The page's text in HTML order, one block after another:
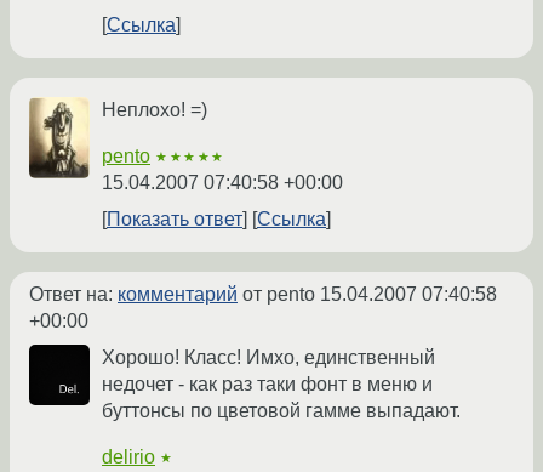
Ссылка
Неплохо! =)
pento ★★★★★
15.04.2007 07:40:58 +00:00
Показать ответ
Ссылка
Ответ на: комментарий от pento 15.04.2007 07:40:58
+00:00
Хорошо! Класс! Имхо, единственный
недочет - как раз таки фонт в меню и
буттонсы по цветовой гамме выпадают.
delirio ★